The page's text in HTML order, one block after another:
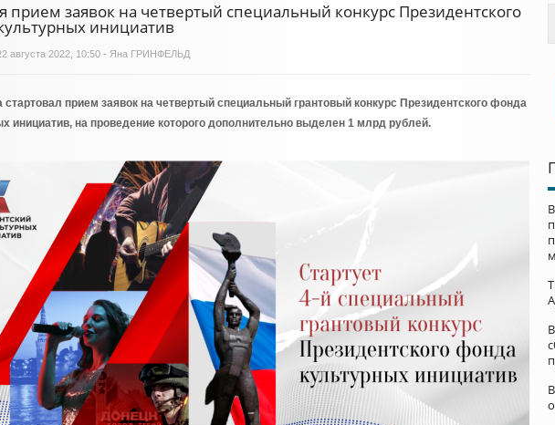
прием заявок на четвертый специальный конкурс Президентского
инициатив
августа 2022, 10:50 - Яна ГРИНФЕЛЬД
стартовал прием заявок на четвертый специальный грантовый конкурс Президентского фонда
инициатив, на проведение которого дополнительно выделен 1 млрд рублей.